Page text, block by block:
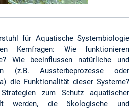
für Aquatische Systembiologie
Kernfragen: Wie funktionieren
Wie beeinflussen natürliche und
(z.B. Aussterbeprozesse oder
die Funktionalität dieser Systeme?
zum Schutz aquatischer
werden, die ökologische und